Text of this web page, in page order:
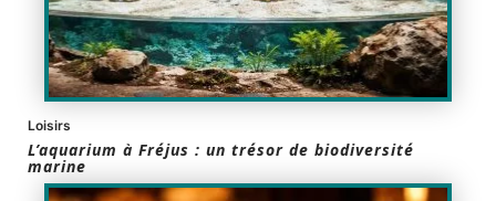
Loisirs
L’aquarium à Fréjus : un trésor de biodiversité
marine